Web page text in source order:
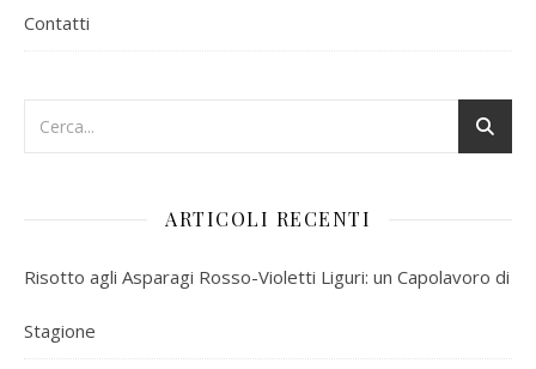
Contatti
ARTICOLI RECENTI
Risotto agli Asparagi Rosso-Violetti Liguri: un Capolavoro di
Stagione